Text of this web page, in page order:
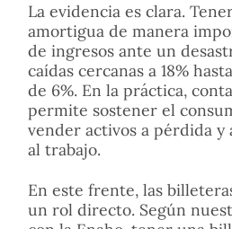
La evidencia es clara.
amortigua de manera
de ingresos ante un
caídas cercanas a 18%
de 6%. En la práctica,
permite sostener el
vender activos a pérdida
al trabajo.
En este frente, las
un rol directo. Según